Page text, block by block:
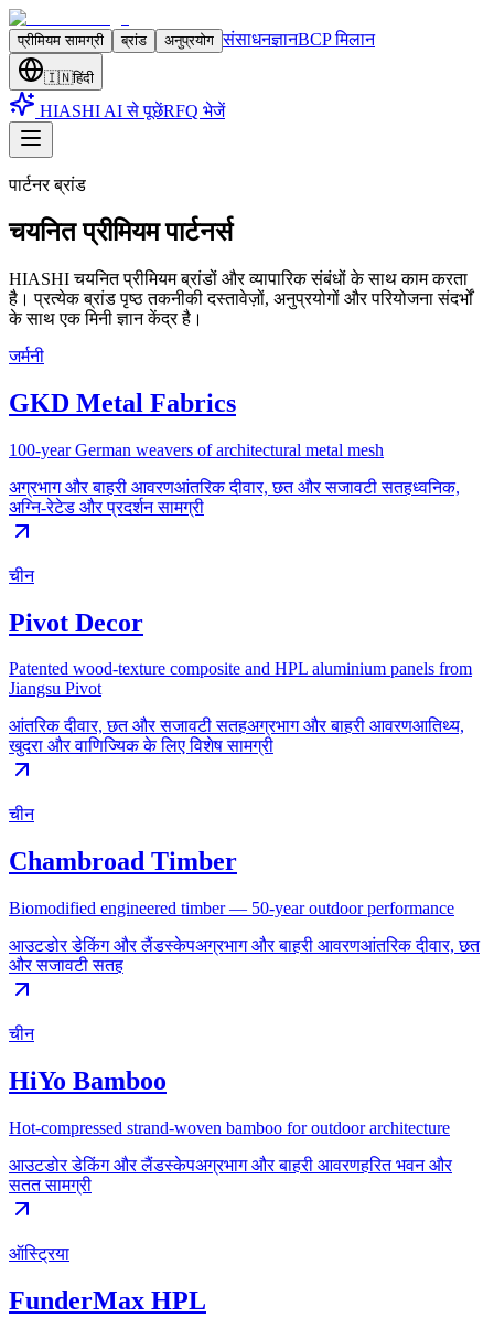
प्रीमियम सामग्री ब्रांड अनुप्रयोग संसाधनज्ञानBCP मिलान
🇮🇳हिंदी
HIASHI AI से पूछेंRFQ भेजें
पार्टनर ब्रांड
चयनित प्रीमियम पार्टनर्स
HIASHI चयनित प्रीमियम ब्रांडों और व्यापारिक संबंधों के साथ काम करता
है। प्रत्येक ब्रांड पृष्ठ तकनीकी दस्तावेज़ों, अनुप्रयोगों और परियोजना संदर्भों
के साथ एक मिनी ज्ञान केंद्र है।
जर्मनी
GKD Metal Fabrics
100-year German weavers of architectural metal mesh
अग्रभाग और बाहरी आवरणआंतरिक दीवार, छत और सजावटी सतहध्वनिक,
अग्नि-रेटेड और प्रदर्शन सामग्री
चीन
Pivot Decor
Patented wood-texture composite and HPL aluminium panels from
Jiangsu Pivot
आंतरिक दीवार, छत और सजावटी सतहअग्रभाग और बाहरी आवरणआतिथ्य,
खुदरा और वाणिज्यिक के लिए विशेष सामग्री
चीन
Chambroad Timber
Biomodified engineered timber — 50-year outdoor performance
आउटडोर डेकिंग और लैंडस्केपअग्रभाग और बाहरी आवरणआंतरिक दीवार, छत
और सजावटी सतह
चीन
HiYo Bamboo
Hot-compressed strand-woven bamboo for outdoor architecture
आउटडोर डेकिंग और लैंडस्केपअग्रभाग और बाहरी आवरणहरित भवन और
सतत सामग्री
ऑस्ट्रिया
FunderMax HPL